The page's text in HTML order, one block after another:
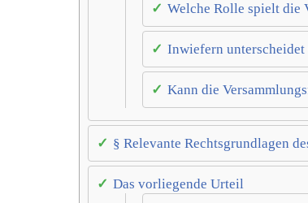
Welche Rolle spielt die
Inwiefern
Kann die
§ Relevante Rechtsgrundlagen
Das vorliegende Urteil